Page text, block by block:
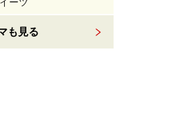
も見る